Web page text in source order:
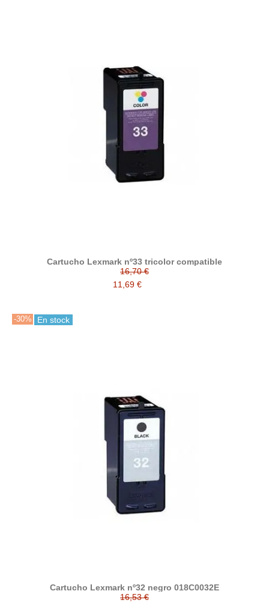
Cartucho Lexmark nº33 tricolor compatible
16,70 €
11,69 €
-30% En stock
Cartucho Lexmark nº32 negro 018C0032E
16,53 €